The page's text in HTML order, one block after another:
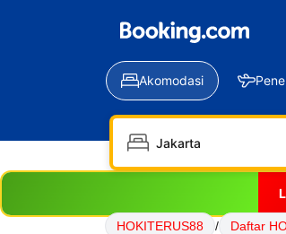
Akomodasi
HOKITERUS88 / Daftar